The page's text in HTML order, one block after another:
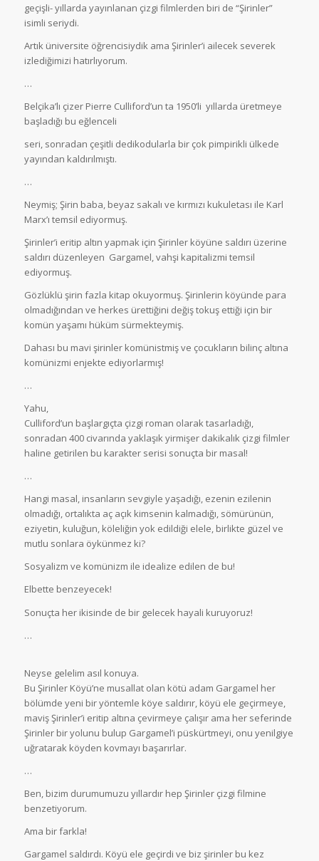
geçişli- yıllarda yayınlanan çizgi filmlerden biri de “Şirinler”
isimli seriydi.
Artık üniversite öğrencisiydik ama Şirinler’i ailecek severek
izlediğimizi hatırlıyorum.
…
Belçika’lı çizer Pierre Culliford’un ta 1950’li yıllarda üretmeye
başladığı bu eğlenceli
seri, sonradan çeşitli dedikodularla bir çok pimpirikli ülkede
yayından kaldırılmıştı.
…
Neymiş; Şirin baba, beyaz sakalı ve kırmızı kukuletası ile Karl
Marx’ı temsil ediyormuş.
Şirinler’i eritip altın yapmak için Şirinler köyüne saldırı üzerine
saldırı düzenleyen Gargamel, vahşi kapitalizmi temsil
ediyormuş.
Gözlüklü şirin fazla kitap okuyormuş. Şirinlerin köyünde para
olmadığından ve herkes ürettiğini değiş tokuş ettiği için bir
komün yaşamı hüküm sürmekteymiş.
Dahası bu mavi şirinler komünistmiş ve çocukların bilinç altına
komünizmi enjekte ediyorlarmış!
…
Yahu,
Culliford’un başlargıçta çizgi roman olarak tasarladığı,
sonradan 400 civarında yaklaşık yirmişer dakikalık çizgi filmler
haline getirilen bu karakter serisi sonuçta bir masal!
…
Hangi masal, insanların sevgiyle yaşadığı, ezenin ezilenin
olmadığı, ortalıkta aç açık kimsenin kalmadığı, sömürünün,
eziyetin, kuluğun, köleliğin yok edildiği elele, birlikte güzel ve
mutlu sonlara öykünmez ki?
Sosyalizm ve komünizm ile idealize edilen de bu!
Elbette benzeyecek!
Sonuçta her ikisinde de bir gelecek hayali kuruyoruz!
…
Neyse gelelim asıl konuya.
Bu Şirinler Köyü’ne musallat olan kötü adam Gargamel her
bölümde yeni bir yöntemle köye saldırır, köyü ele geçirmeye,
maviş Şirinler’i eritip altına çevirmeye çalışır ama her seferinde
Şirinler bir yolunu bulup Gargamel’i püskürtmeyi, onu yenilgiye
uğratarak köyden kovmayı başarırlar.
…
Ben, bizim durumumuzu yıllardır hep Şirinler çizgi filmine
benzetiyorum.
Ama bir farkla!
Gargamel saldırdı. Köyü ele geçirdi ve biz şirinler bu kez